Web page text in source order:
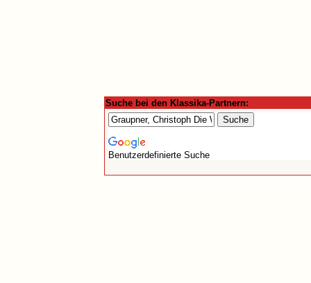
Suche bei den Klassika-Partnern:
Benutzerdefinierte Suche